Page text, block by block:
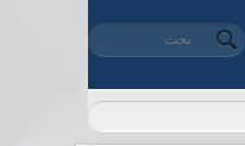
استمارة البحث
‏بحث ‏